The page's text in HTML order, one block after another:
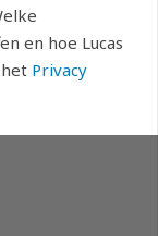
en hoe Lucas
Privacy